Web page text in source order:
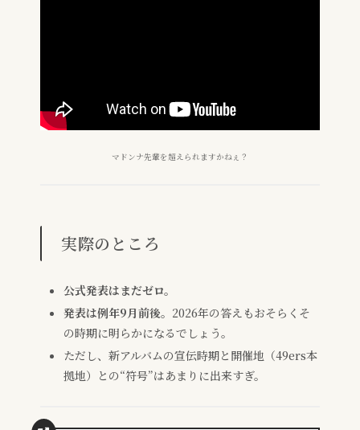
マドンナ先輩を超えられますかねぇ？
実際のところ
公式発表はまだゼロ。
発表は例年9月前後。2026年の答えもおそらくそ
の時期に明らかになるでしょう。
ただし、新アルバムの宣伝時期と開催地（49ers本
拠地）との“符号”はあまりに出来すぎ。